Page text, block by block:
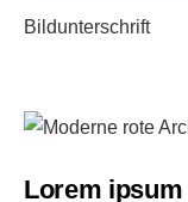
Bildunterschrift
Lorem